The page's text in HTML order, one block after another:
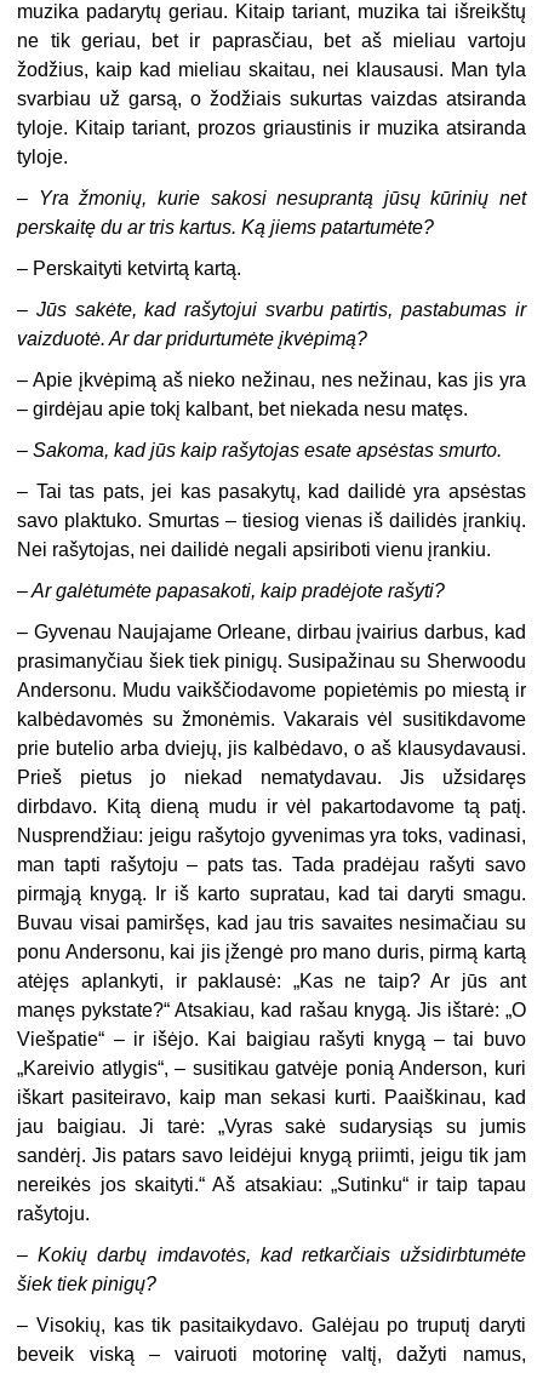
muzika padarytų geriau. Kitaip tariant, muzika tai išreikštų
ne tik geriau, bet ir paprasčiau, bet aš mieliau vartoju
žodžius, kaip kad mieliau skaitau, nei klausausi. Man tyla
svarbiau už garsą, o žodžiais sukurtas vaizdas atsiranda
tyloje. Kitaip tariant, prozos griaustinis ir muzika atsiranda
tyloje.
–
Yra žmonių, kurie sakosi nesuprantą jūsų kūrinių net
perskaitę du ar tris kartus. Ką jiems patartumėte?
– Perskaityti ketvirtą kartą.
–Jūs sakėte, kad rašytojui svarbu patirtis, pastabumas ir
vaizduotė. Ar dar pridurtumėte įkvėpimą?
– Apie įkvėpimą aš nieko nežinau, nes nežinau, kas jis yra
– girdėjau apie tokį kalbant, bet niekada nesu matęs.
–Sakoma, kad jūs kaip rašytojas esate apsėstas smurto.
– Tai tas pats, jei kas pasakytų, kad dailidė yra apsėstas
savo plaktuko. Smurtas – tiesiog vienas iš dailidės įrankių.
Nei rašytojas, nei dailidė negali apsiriboti vienu įrankiu.
–Ar galėtumėte papasakoti, kaip pradėjote rašyti?
– Gyvenau Naujajame Orleane, dirbau įvairius darbus, kad
prasimanyčiau šiek tiek pinigų. Susipažinau su Sherwoodu
Andersonu. Mudu vaikščiodavome popietėmis po miestą ir
kalbėdavomės su žmonėmis. Vakarais vėl susitikdavome
prie butelio arba dviejų, jis kalbėdavo, o aš klausydavausi.
Prieš pietus jo niekad nematydavau. Jis užsidaręs
dirbdavo. Kitą dieną mudu ir vėl pakartodavome tą patį.
Nusprendžiau: jeigu rašytojo gyvenimas yra toks, vadinasi,
man tapti rašytoju – pats tas. Tada pradėjau rašyti savo
pirmąją knygą. Ir iš karto supratau, kad tai daryti smagu.
Buvau visai pamiršęs, kad jau tris savaites nesimačiau su
ponu Andersonu, kai jis įžengė pro mano duris, pirmą kartą
atėjęs aplankyti, ir paklausė: „Kas ne taip? Ar jūs ant
manęs pykstate?“ Atsakiau, kad rašau knygą. Jis ištarė: „O
Viešpatie“ – ir išėjo. Kai baigiau rašyti knygą – tai buvo
„Kareivio atlygis“, – susitikau gatvėje ponią Anderson, kuri
iškart pasiteiravo, kaip man sekasi kurti. Paaiškinau, kad
jau baigiau. Ji tarė: „Vyras sakė sudarysiąs su jumis
sandėrį. Jis patars savo leidėjui knygą priimti, jeigu tik jam
nereikės jos skaityti.“ Aš atsakiau: „Sutinku“ ir taip tapau
rašytoju.
–Kokių darbų imdavotės, kad retkarčiais užsidirbtumėte
šiek tiek pinigų?
– Visokių, kas tik pasitaikydavo. Galėjau po truputį daryti
beveik viską – vairuoti motorinę valtį, dažyti namus,